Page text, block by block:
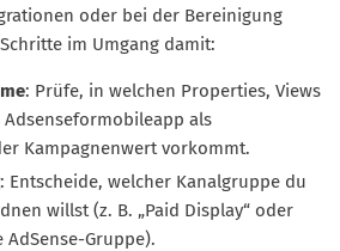
oder bei der Bereinigung
im Umgang damit:
: Prüfe, in welchen Properties, Views
Adsenseformobileapp als
Kampagnenwert vorkommt.
: Entscheide, welcher Kanalgruppe du
willst (z. B. „Paid Display“ oder
Gruppe).